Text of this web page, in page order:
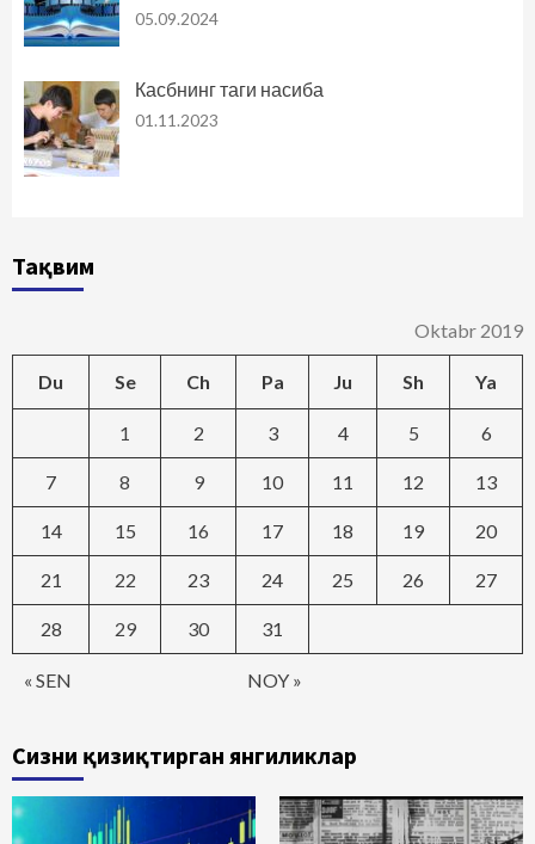
05.09.2024
Касбнинг таги насиба
01.11.2023
Тақвим
Oktabr 2019
Du Se Ch Pa Ju Sh Ya
« SEN NOY »
1 2 3 4 5 6
7 8 9 10 11 12 13
14 15 16 17 18 19 20
21 22 23 24 25 26 27
28 29 30 31
Сизни қизиқтирган янгиликлар